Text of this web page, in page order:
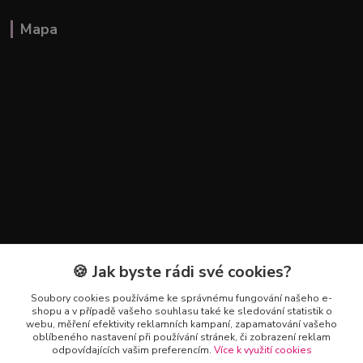
Mapa
Kontakty
+420 602 223 614
info@zahradnictvipetro.cz
🍪 Jak byste rádi své cookies?
Soubory cookies používáme ke správnému fungování našeho e-
shopu a v případě vašeho souhlasu také ke sledování statistik o
webu, měření efektivity reklamních kampaní, zapamatování vašeho
oblíbeného nastavení při používání stránek, či zobrazení reklam
odpovídajících vašim preferencím. Více k využití cookies